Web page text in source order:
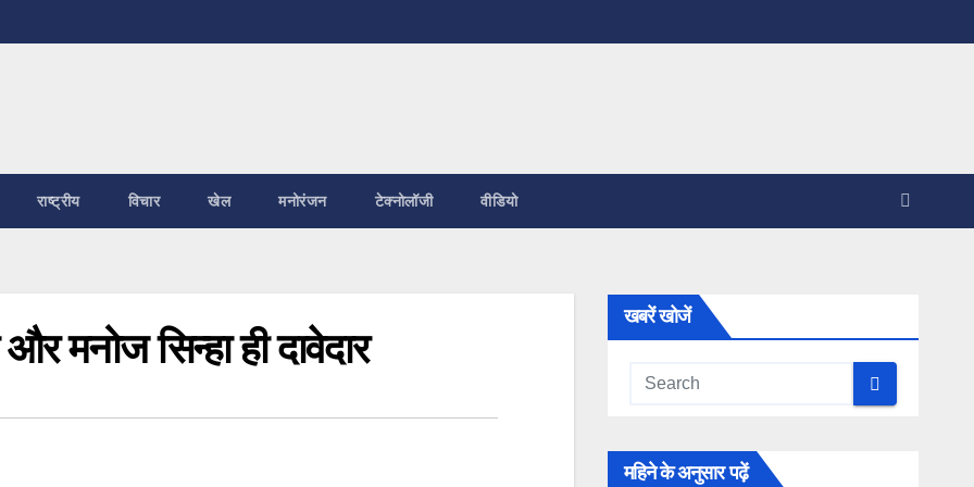
राष्ट्रीय विचार खेल मनोरंजन टेक्नोलॉजी वीडियो
और मनोज सिन्हा ही दावेदार
खबरें खोजें
महिने के अनुसार पढ़ें